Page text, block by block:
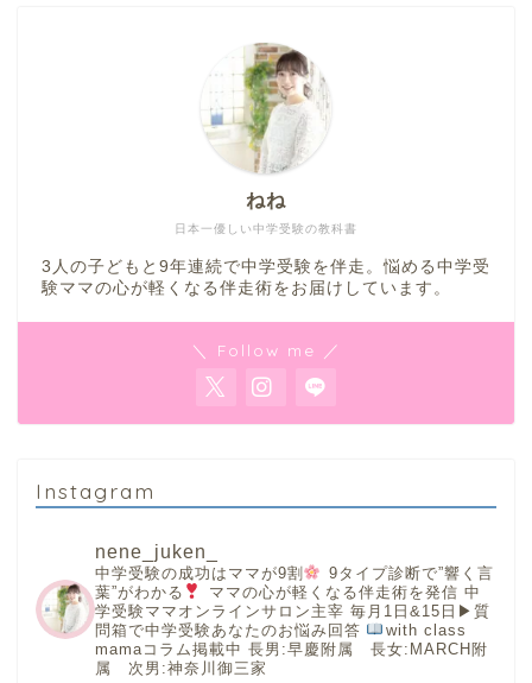
日本一優しい中学受験の教科書
ねね
3人の子どもと9年連続で中学受験を伴走。悩める中学受
験ママの心が軽くなる伴走術をお届けしています。
＼ Follow me ／
Instagram
nene_juken_
中学受験の成功はママが9割
9タイプ診断で”響く言
葉”がわかる
ママの心が軽くなる伴走術を発信 中
学受験ママオンラインサロン主宰 毎月1日&15日▶︎質
問箱で中学受験あなたのお悩み回答
with class
mamaコラム掲載中 長男:早慶附属 長女:MARCH附
属 次男:神奈川御三家